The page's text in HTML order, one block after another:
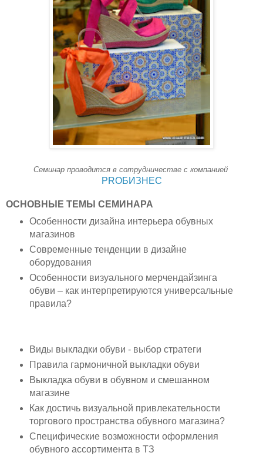
Семинар проводится в сотрудничестве с компанией
PROБИЗНЕС
ОСНОВНЫЕ ТЕМЫ СЕМИНАРА
Особенности дизайна интерьера обувных
магазинов
Современные тенденции в дизайне
оборудования
Особенности визуального мерчендайзинга
обуви – как интерпретируются универсальные
правила?
Виды выкладки обуви - выбор стратеги
Правила гармоничной выкладки обуви
Выкладка обуви в обувном и смешанном
магазине
Как достичь визуальной привлекательности
торгового пространства обувного магазина?
Специфические возможности оформления
обувного ассортимента в ТЗ